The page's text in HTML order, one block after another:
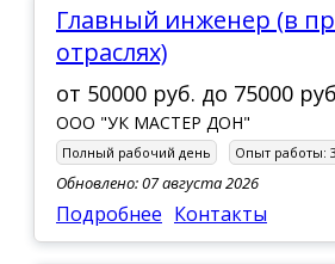
Главный инженер (в прочих
отраслях)
от 50000 руб. до 75000
ООО "УК МАСТЕР ДОН"
Полный рабочий день Опыт работы:
Обновлено: 07 августа 2026
Подробнее Контакты